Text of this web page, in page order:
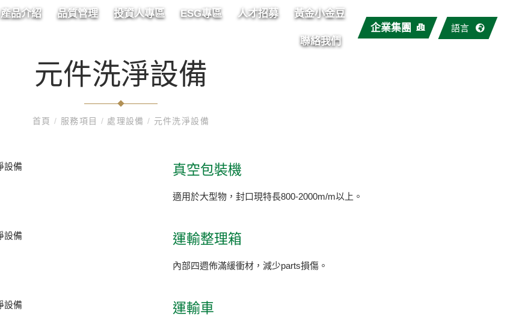
產品介紹 品質管理 投資人專區 ESG專區 人才招募 黃金小金豆
聯絡我們
企業集團 語言
元件洗淨設備
首頁/ 服務項目 / 處理設備/ 元件洗淨設備
真空包裝機
適用於大型物，封口現特長800-2000m/m以上。
運輸整理箱
內部四週佈滿緩衝材，減少parts損傷。
運輸車